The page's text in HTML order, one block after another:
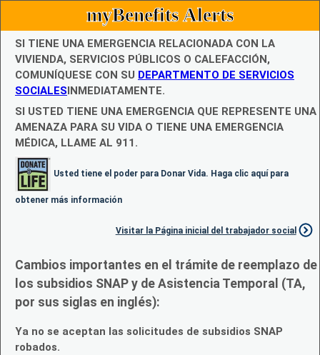
myBenefits Alerts
SI TIENE UNA EMERGENCIA RELACIONADA CON LA
VIVIENDA, SERVICIOS PÚBLICOS O CALEFACCIÓN,
COMUNÍQUESE CON SU DEPARTMENTO DE SERVICIOS
SOCIALESINMEDIATAMENTE.
SI USTED TIENE UNA EMERGENCIA QUE REPRESENTE UNA
AMENAZA PARA SU VIDA O TIENE UNA EMERGENCIA
MÉDICA, LLAME AL 911.
Usted tiene el poder para Donar Vida. Haga clic aquí para
obtener más información
Visitar la Página inicial del trabajador social
Cambios importantes en el trámite de reemplazo de
los subsidios SNAP y de Asistencia Temporal (TA,
por sus siglas en inglés):
Ya no se aceptan las solicitudes de subsidios SNAP
robados.